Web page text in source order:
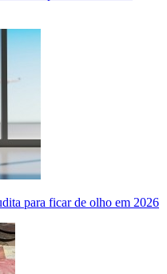
para ficar de olho em 2026